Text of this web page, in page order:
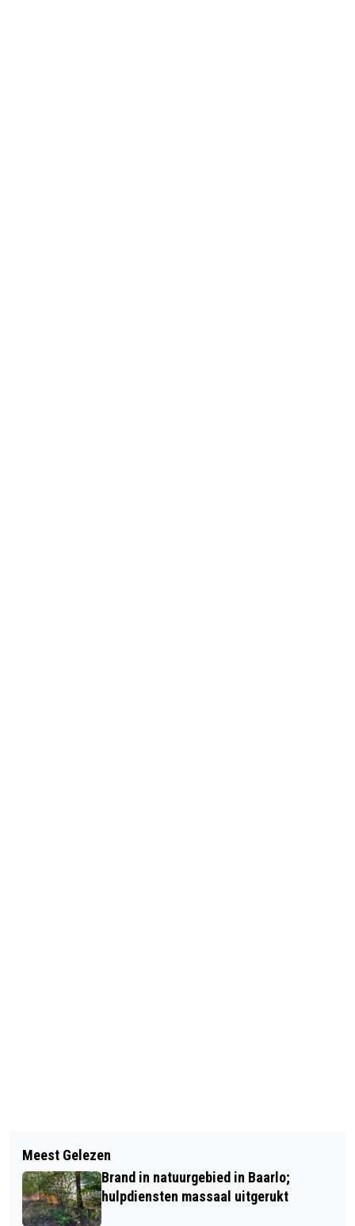
WERKZAAMHEDEN IN BINNENSTAD:
MEER GROEN EN VERBETERDE
INRICHTING
GEWONDE BIJ STEEKINCIDENT AAN
MISPELSTRAAT IN BLERICK
Meest Gelezen
Brand in natuurgebied in Baarlo;
hulpdiensten massaal uitgerukt